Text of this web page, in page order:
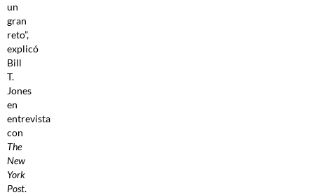
un
gran
reto”,
explicó
Bill
T.
Jones
en
entrevista
con
The
New
York
Post.